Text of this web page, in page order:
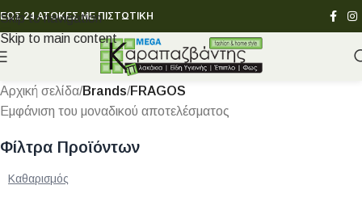
Skip to navigation
Skip to main content
ΕΩΣ 24 ΑΤΟΚΕΣ ΜΕ ΠΙΣΤΩΤΙΚΗ
Αρχική σελίδα/Brands/FRAGOS
Εμφάνιση του μοναδικού αποτελέσματος
Φίλτρα Προϊόντων
Καθαρισμός